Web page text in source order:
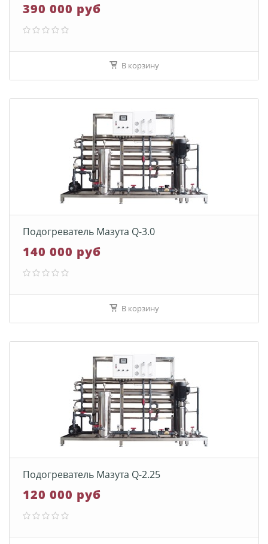
390 000 руб
В корзину
Подогреватель Мазута Q-3.0
140 000 руб
В корзину
Подогреватель Мазута Q-2.25
120 000 руб